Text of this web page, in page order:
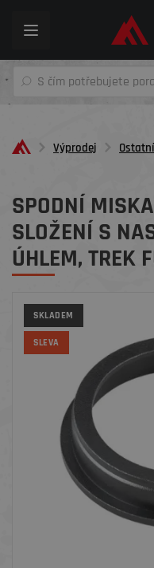
Toggle
Výprodej Ostatní
SPODNÍ
SLOŽENÍ S
ÚHLEM, TREK
SKLADEM
SLEVA